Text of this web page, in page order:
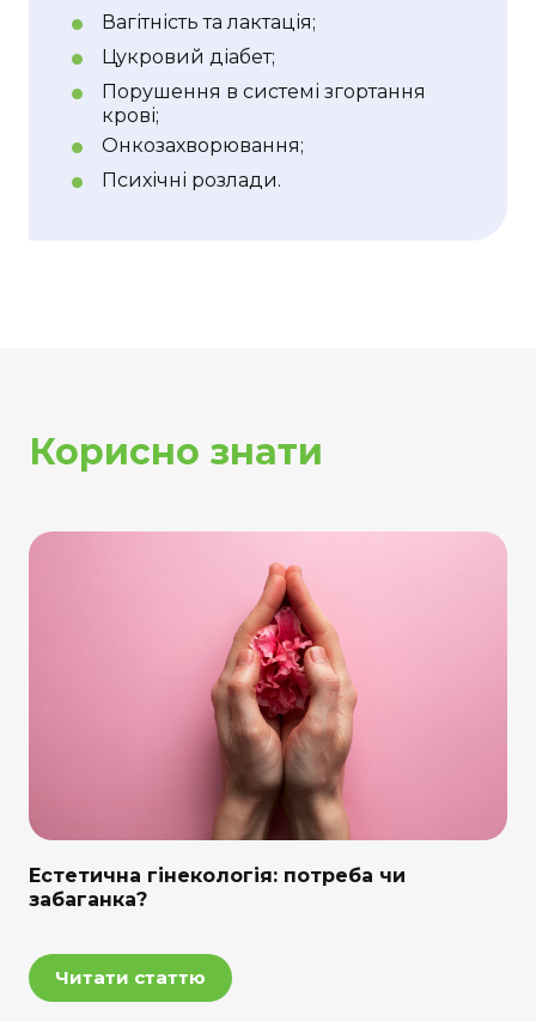
Вагітність та лактація;
Цукровий діабет;
Порушення в системі згортання
крові;
Онкозахворювання;
Психічні розлади.
Корисно знати
Естетична гінекологія: потреба чи
забаганка?
Читати статтю